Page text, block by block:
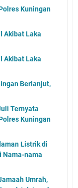
Kuningan
Akibat Laka
Akibat Laka
Berlanjut,
Ternyata
Kuningan
Listrik di
Nama-nama
Umrah,